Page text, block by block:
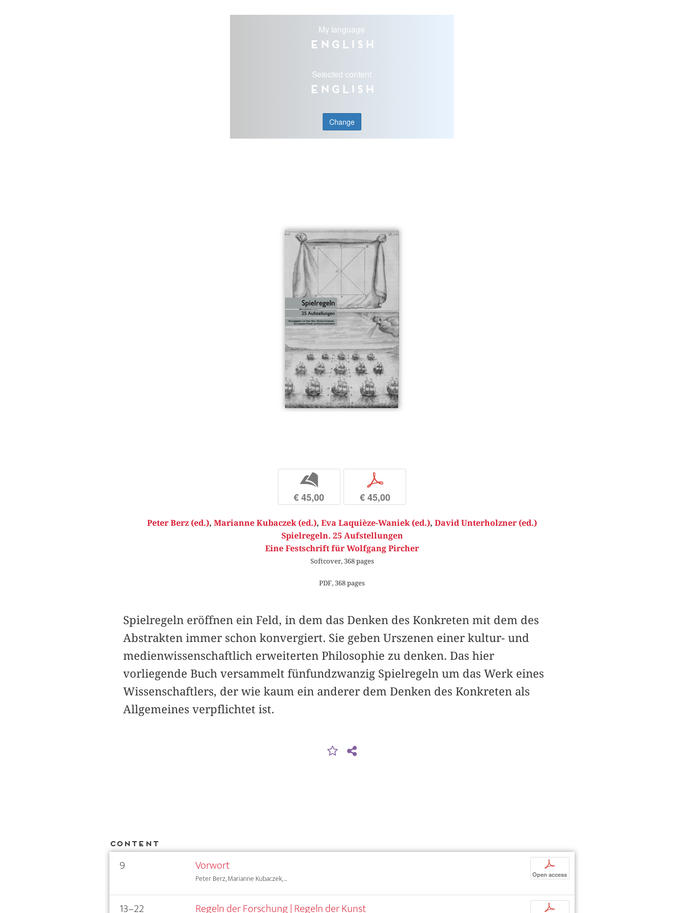
My language
English
Selected content
English
Change
b
€ 45,00
p
€ 45,00
Peter Berz (ed.), Marianne Kubaczek (ed.), Eva Laquièze-Waniek (ed.), David Unterholzner (ed.)
Spielregeln. 25 Aufstellungen
Eine Festschrift für Wolfgang Pircher
Softcover, 368 pages
PDF, 368 pages
Spielregeln eröffnen ein Feld, in dem das Denken des Konkreten mit dem des
Abstrakten immer schon konvergiert. Sie geben Urszenen einer kultur- und
medienwissenschaftlich erweiterten Philosophie zu denken. Das hier
vorliegende Buch versammelt fünfundzwanzig Spielregeln um das Werk eines
Wissenschaftlers, der wie kaum ein anderer dem Denken des Konkreten als
Allgemeines verpflichtet ist.
Content
9 Vorwort
Peter Berz, Marianne Kubaczek, ...
p
Open access
13–22 Regeln der Forschung | Regeln der Kunst p